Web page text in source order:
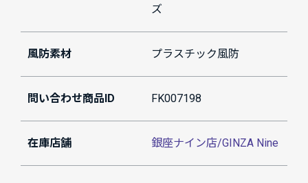
ズ
風防素材 プラスチック風防
問い合わせ商品ID FK007198
在庫店舗 銀座ナイン店/GINZA Nine